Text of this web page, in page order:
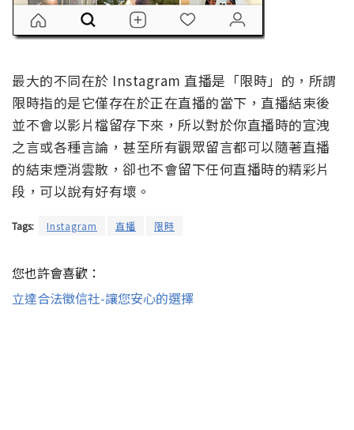
最大的不同在於 Instagram 直播是「限時」的，所謂
限時指的是它僅存在於正在直播的當下，直播結束後
並不會以影片檔留存下來，所以對於你直播時的宣洩
之言或各種言論，甚至所有觀眾留言都可以隨著直播
的結束煙消雲散，卻也不會留下任何直播時的精彩片
段，可以說有好有壞。
Tags: Instagram 直播 限時
您也許會喜歡：
立達合法徵信社-讓您安心的選擇